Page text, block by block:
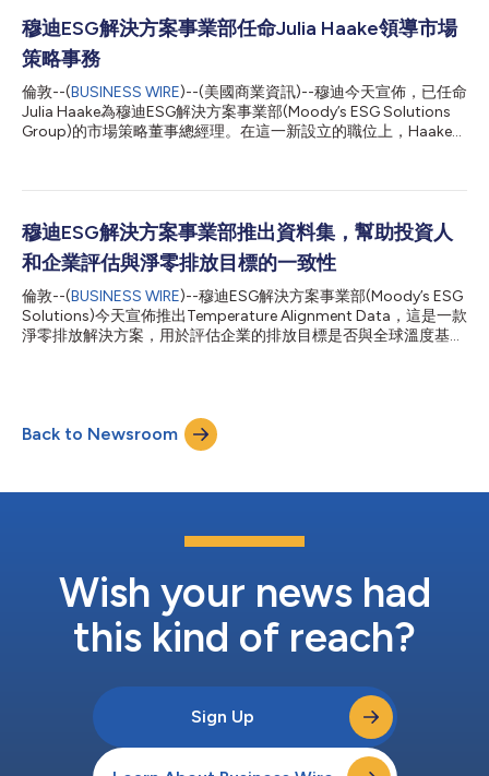
識。Moody’s ESG360™的推出證明我們致力於提供全面的資訊和
情報，以協助投資組合經理充滿信心地做出永續決策。涵蓋範圍不
僅是數字，更是承諾。我們承諾提供精細且明確定義的資料、分數
和評估——這一切都透過符合客戶需求的平臺交付。」 Moody’s
ESG360™讓投資組合經理能夠識別出不同主題、產業部門和地區
中的ESG領導者和落後者，監測和報告廣泛研究領域中的投資組合
層面表現，並從投資組合和實體層面分析關鍵風險指標。所有數據
穆迪ESG解決方案事業部任命Julia Haake領導市場
策略事務
倫敦--(BUSINESS WIRE)--(美國商業資訊)--穆迪今天宣佈，已任命
Julia Haake為穆迪ESG解決方案事業部(Moody’s ESG Solutions
Group)的市場策略董事總經理。在這一新設立的職位上，Haake女
ESG解決方案全球主管Andrea Blackman彙報。 Blackman女士表
略規劃、投資決策和風險分析提供充足的資訊，協助組織獲致永續
成長。Julia在永續發展和ESG方面擁有豐富的經驗，這些經驗使她
成為理想的人選，可強化我們的產品陣容並積極宣傳穆迪工具和領
域專長的深度和廣度。」 Haake女士的職責將包括指導穆迪ESG解
決方案事業部的研究和對外推廣工作，以進一步提高其作為ESG思
想領袖的地位，以及監督事業部的方法團隊，以適應客戶和決策者
不斷變化的需求，並提供清晰度和透明度。 在加入穆迪之前，
穆迪ESG解決方案事業部推出資料集，幫助投資人
和企業評估與淨零排放目標的一致性
倫敦--(BUSINESS WIRE)--穆迪ESG解決方案事業部(Moody’s ESG
Solutions)今天宣佈推出Temperature Alignment Data，這是一款
淨零排放解決方案，用於評估企業的排放目標是否與全球溫度基準
對能源轉型有所貢獻，並為達成排放目標採取可衡量的行動。穆迪
ESG解決方案事業部的Temperature Alignment Data提供更大的
透明度，以確定企業的淨零排放承諾是否符合將升溫幅度控制在
方案事業部的Temperature Alignment Data目前涵蓋全球4,400
利用這些資料來量化和監測企業的排放目標及其投資組合與升溫要
求的一致性，而企業可以根據同業的排放目標和市場預期來衡量自
Back to Newsroom
Wish your news had
this kind of reach?
Sign Up